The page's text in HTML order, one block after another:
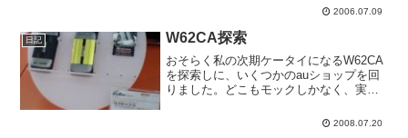
2006.07.09
日記 W62CA探索
おそらく私の次期ケータイになるW62CA
を探索しに、いくつかのauショップを回
りました。どこもモックしかなく、実機
いようなら移行を中止しようと思ってい
2008.07.20